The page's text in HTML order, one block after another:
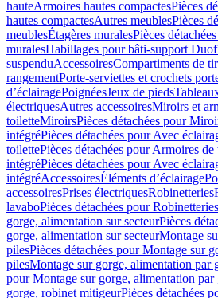
hauteArmoires hautes compactesPièces
hautes compactesAutres meublesPièces
meublesÉtagères muralesPièces
muralesHabillages pour bâti-support
suspenduAccessoiresCompartiments de
rangementPorte-serviettes et crochets
d’éclairagePoignéesJeux de pieds
électriquesAutres accessoiresMiroirs et
toiletteMiroirsPièces détachées pour
intégréPièces détachées pour Avec
toilettePièces détachées pour Armoires de
intégréPièces détachées pour Avec
intégréAccessoiresÉléments d’éclairage
accessoiresPrises électriquesRobinetteries
lavaboPièces détachées pour
gorge, alimentation sur secteurPièces
gorge, alimentation sur secteurMontage
pilesPièces détachées pour Montage sur
pilesMontage sur gorge, alimentation par
pour Montage sur gorge, alimentation par
gorge, robinet mitigeurPièces détachées